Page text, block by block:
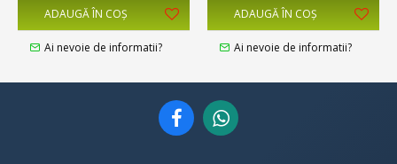
ADAUGĂ ÎN COŞ
Ai nevoie de informatii?
ADAUGĂ ÎN COŞ
Ai nevoie de informatii?